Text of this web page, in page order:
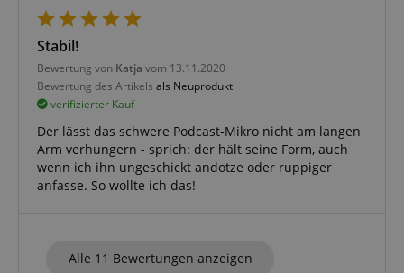
Stabil!
Bewertung von Katja vom 13.11.2020
Bewertung des Artikels als Neuprodukt
verifizierter Kauf
Der lässt das schwere Podcast-Mikro nicht am langen
Arm verhungern - sprich: der hält seine Form, auch
wenn ich ihn ungeschickt andotze oder ruppiger
anfasse. So wollte ich das!
Alle 11 Bewertungen anzeigen
CookieScriptConsent
CookieScript